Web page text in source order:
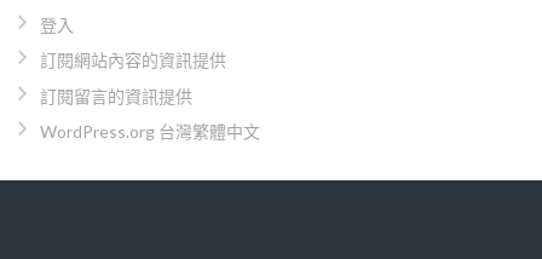
登入
訂閱網站內容的資訊提供
訂閱留言的資訊提供
WordPress.org 台灣繁體中文